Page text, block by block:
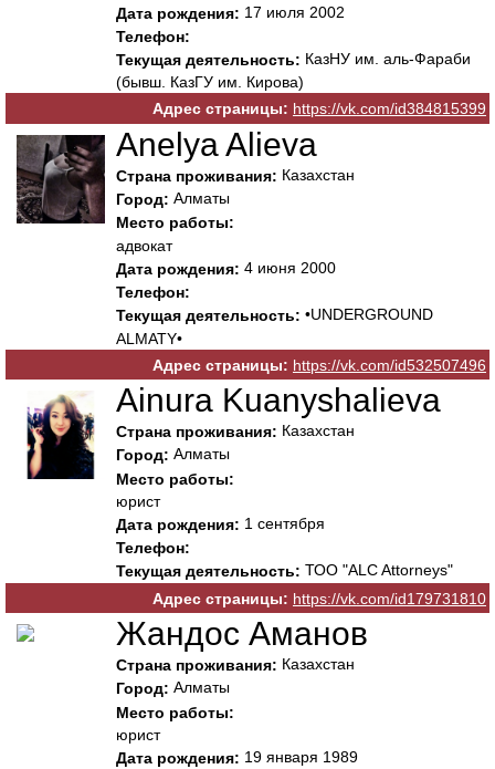
Дата рождения: 17 июля 2002
Телефон:
Текущая деятельность: КазНУ им. аль-Фараби
(бывш. КазГУ им. Кирова)
Адрес страницы: https://vk.com/id384815399
Anelya Alieva
Страна проживания: Казахстан
Город: Алматы
Место работы:
адвокат
Дата рождения: 4 июня 2000
Телефон:
Текущая деятельность: •UNDERGROUND
ALMATY•
Адрес страницы: https://vk.com/id532507496
Ainura Kuanyshalieva
Страна проживания: Казахстан
Город: Алматы
Место работы:
юрист
Дата рождения: 1 сентября
Телефон:
Текущая деятельность: ТОО "ALC Attorneys"
Адрес страницы: https://vk.com/id179731810
Жандос Аманов
Страна проживания: Казахстан
Город: Алматы
Место работы:
юрист
Дата рождения: 19 января 1989